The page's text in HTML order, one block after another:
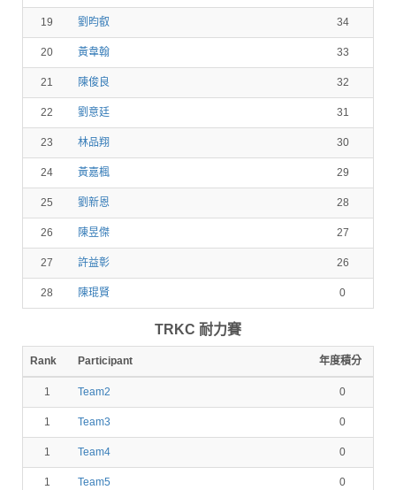
19 劉昀叡 34
20 黃韋翰 33
21 陳俊良 32
22 劉意廷 31
23 林品翔 30
24 黃嘉楓 29
25 劉新恩 28
26 陳昱傑 27
27 許益彰 26
28 陳琨賢 0
TRKC 耐力賽
Rank Participant 年度積分
1 Team2 0
1 Team3 0
1 Team4 0
1 Team5 0